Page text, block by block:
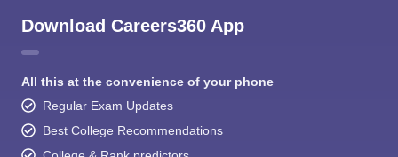
Download Careers360 App
All this at the convenience of your phone
Regular Exam Updates
Best College Recommendations